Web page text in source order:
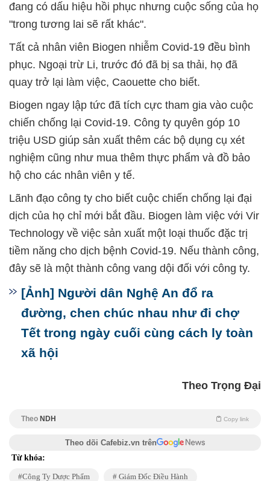
đang có dấu hiệu hồi phục nhưng cuộc sống của họ
"trong tương lai sẽ rất khác".
Tất cả nhân viên Biogen nhiễm Covid-19 đều bình
phục. Ngoại trừ Li, trước đó đã bị sa thải, họ đã
quay trở lại làm việc, Caouette cho biết.
Biogen ngay lập tức đã tích cực tham gia vào cuộc
chiến chống lại Covid-19. Công ty quyên góp 10
triệu USD giúp sản xuất thêm các bộ dụng cụ xét
nghiệm cũng như mua thêm thực phẩm và đồ bảo
hộ cho các nhân viên y tế.
Lãnh đạo công ty cho biết cuộc chiến chống lại đại
dịch của họ chỉ mới bắt đầu. Biogen làm việc với Vir
Technology về việc sản xuất một loại thuốc đặc trị
tiềm năng cho dịch bệnh Covid-19. Nếu thành công,
đây sẽ là một thành công vang dội đối với công ty.
[Ảnh] Người dân Nghệ An đổ ra
đường, chen chúc nhau như đi chợ
Tết trong ngày cuối cùng cách ly toàn
xã hội
Theo Trọng Đại
Theo NDH Copy link
Theo dõi Cafebiz.vn trên
Từ khóa:
Công Ty Dược Phẩm Giám Đốc Điều Hành